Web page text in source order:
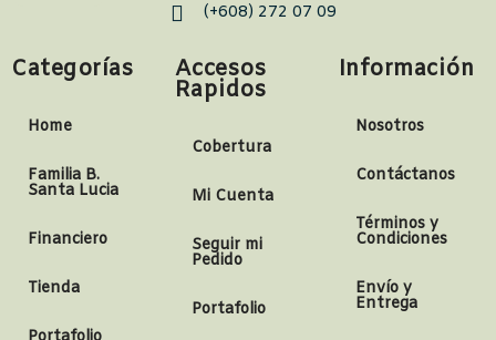
(+608) 272 07 09
Categorías
Home
Familia B.
Santa Lucia
Financiero
Tienda
Accesos
Rapidos
Cobertura
Mi Cuenta
Seguir mi
Pedido
Portafolio
Información
Nosotros
Contáctanos
Términos y
Condiciones
Envío y
Entrega